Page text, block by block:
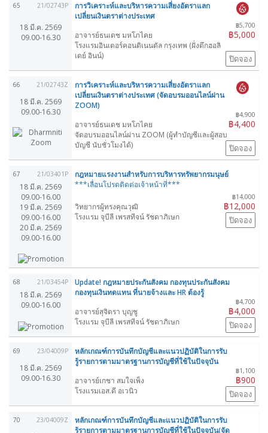
65 21/02743P
18 มี.ค. 2569
09.00-16.30
การวิเคราะห์และบริหารความเสี่ยงอัตราแลก
เปลี่ยนเงินตราต่างประเทศ
฿5,700
฿5,000
อาจารย์ธนเดช มหโภไคย
โรงแรมอินเตอร์คอนติเนนตัล กรุงเทพ (ฝั่งตึกฮอลิ
เดย์ อินน์)
ปิดจอง
66 21/02743Z
18 มี.ค. 2569
09.00-16.30
การวิเคราะห์และบริหารความเสี่ยงอัตราแลก
เปลี่ยนเงินตราต่างประเทศ (จัดอบรมออนไลน์ผ่าน
ZOOM)
฿4,900
฿4,400
อาจารย์ธนเดช มหโภไคย
จัดอบรมออนไลน์ผ่าน ZOOM (ผู้ทำบัญชีและผู้สอบ
บัญชี นับชั่วโมงได้)
ปิดจอง
67 21/03401P
18 มี.ค. 2569
09.00-16.00
19 มี.ค. 2569
09.00-16.00
20 มี.ค. 2569
09.00-16.00
กฎหมายแรงงานสำหรับการบริหารทรัพยากรมนุษย์
***เลื่อนโปรดติดต่อเจ้าหน้าที่***
฿14,000
฿12,000
วิทยากรผู้ทรงคุณวุฒิ
โรงแรม จุบีลี เพรสทีจน์ รัชดาภิเษก
ปิดจอง
68 21/03454P
18 มี.ค. 2569
09.00-16.00
Update! กฎหมายประกันสังคม กองทุนประกันสังคม
กองทุนเงินทดแทน ที่นายจ้างและ HR ต้องรู้
฿4,700
฿4,000
อาจารย์สุจิตรา บุญชู
โรงแรม จุบีลี เพรสทีจน์ รัชดาภิเษก
ปิดจอง
69 23/04009P
18 มี.ค. 2569
09.00-16.30
หลักเกณฑ์การบันทึกบัญชีและแนวปฏิบัติในการรับ
รู้รายการตามมาตรฐานการบัญชีที่ใช้ในปัจจุบัน
฿1,100
฿900
อาจารย์เกชา สมใจเพ็ง
โรงแรมเอส.ดี อเวนิว
ปิดจอง
70 23/04009Z
หลักเกณฑ์การบันทึกบัญชีและแนวปฏิบัติในการรับ
รู้รายการตามมาตรฐานการบัญชีที่ใช้ในปัจจุบัน(จัด